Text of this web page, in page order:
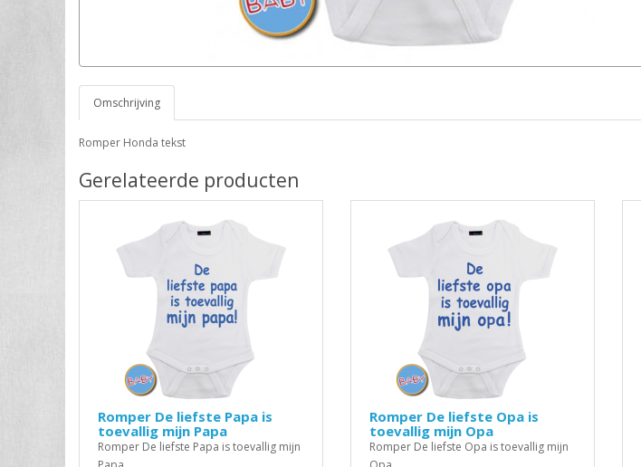
Omschrijving
Romper Honda tekst
Gerelateerde producten
Romper De liefste Papa is
toevallig mijn Papa
Romper De liefste Papa is toevallig mijn
Romper De liefste Opa is
toevallig mijn Opa
Romper De liefste Opa is toevallig mijn